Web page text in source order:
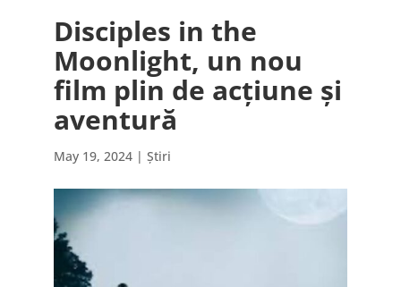
Disciples in the
Moonlight, un nou
film plin de acțiune și
aventură
May 19, 2024| Știri